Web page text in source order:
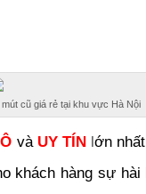
cũ giá rẻ tại khu vực Hà Nội
và UY TÍNlớn
khách hàng sự